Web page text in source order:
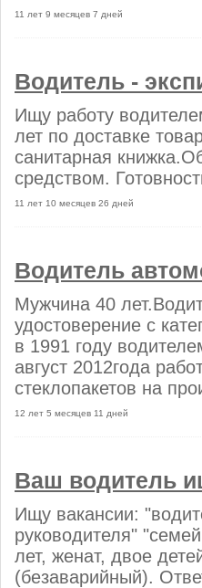
11 лет 9 месяцев 7 дней
Водитель -
Ищу работу
лет по доставке
санитарная
средством.
11 лет 10 месяцев 26 дней
Водитель
Мужчина 40
удостоверение с
в 1991 году
август 2012года
стеклопакетов на
12 лет 5 месяцев 11 дней
Ваш водитель
Ищу вакансии:
руководителя"
лет, женат, двое
(безаварийный).